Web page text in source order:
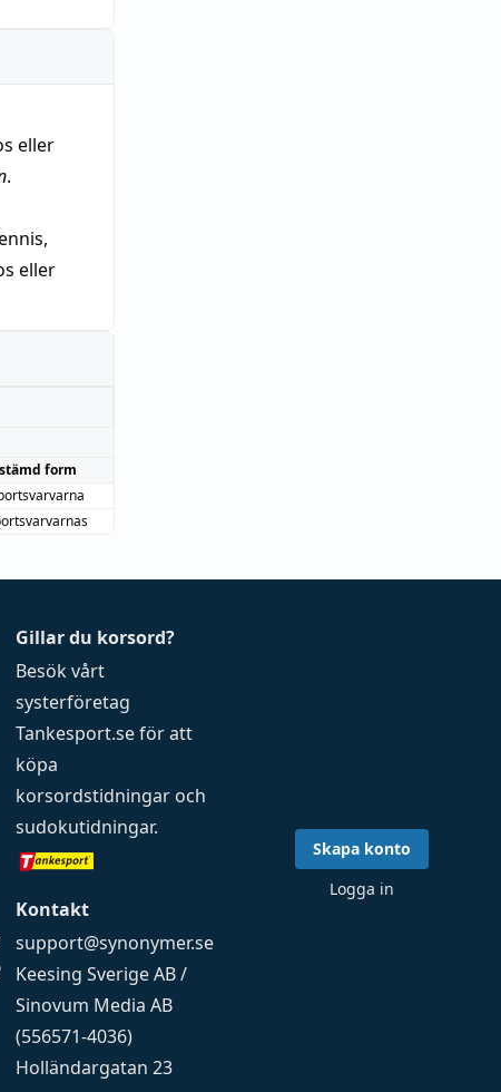
eller
.
eller
form
Gillar du korsord?
Besök vårt
systerföretag
Tankesport.seför att
köpa
korsordstidningar och
sudokutidningar.
Kontakt
support@synonymer.se
Keesing Sverige AB /
Sinovum Media AB
(556571-4036)
Holländargatan 23
Skapa konto
Logga in